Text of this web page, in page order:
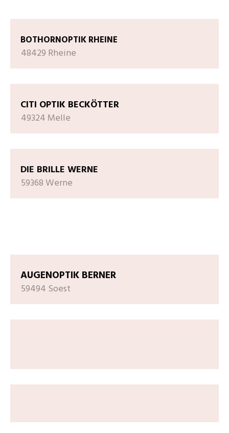
BOTHORNOPTIK RHEINE
48429 Rheine
CITI OPTIK BECKÖTTER
49324 Melle
DIE BRILLE WERNE
59368 Werne
AUGENOPTIK BERNER
59494 Soest